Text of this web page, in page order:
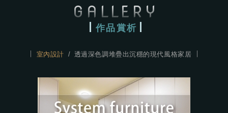
GALLERY
作品賞析
室內設計 透過深色調堆疊出沉穩的現代風格家居